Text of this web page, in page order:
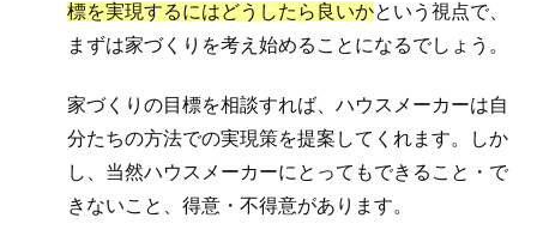
標を実現するにはどうしたら良いかという視点で、
まずは家づくりを考え始めることになるでしょう。
家づくりの目標を相談すれば、ハウスメーカーは自
分たちの方法での実現策を提案してくれます。しか
し、当然ハウスメーカーにとってもできること・で
きないこと、得意・不得意があります。